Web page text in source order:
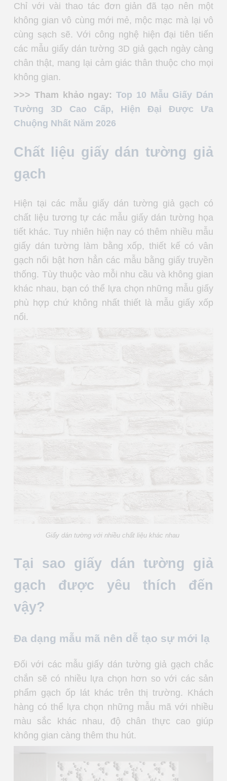
Chỉ với vài thao tác đơn giản đã tạo nên một
không gian vô cùng mới mẻ, mộc mạc mà lại vô
cùng sạch sẽ. Với công nghệ hiện đại tiên tiến
các mẫu giấy dán tường 3D giả gạch ngày càng
chân thật, mang lại cảm giác thân thuộc cho mọi
không gian.
>>> Tham khảo ngay: Top 10 Mẫu Giấy Dán
Tường 3D Cao Cấp, Hiện Đại Được Ưa
Chuộng Nhất Năm 2026
Chất liệu giấy dán tường giả
gạch
Hiện tại các mẫu giấy dán tường giả gạch có
chất liệu tương tự các mẫu giấy dán tường họa
tiết khác. Tuy nhiên hiện nay có thêm nhiều mẫu
giấy dán tường làm bằng xốp, thiết kế có vân
gạch nổi bật hơn hẳn các mẫu bằng giấy truyền
thống. Tùy thuộc vào mỗi nhu cầu và không gian
khác nhau, bạn có thể lựa chọn những mẫu giấy
phù hợp chứ không nhất thiết là mẫu giấy xốp
nổi.
Giấy dán tường với nhiều chất liệu khác nhau
Tại sao giấy dán tường giả
gạch được yêu thích đến
vậy?
Đa dạng mẫu mã nên dễ tạo sự mới lạ
Đối với các mẫu giấy dán tường giả gạch chắc
chắn sẽ có nhiều lựa chọn hơn so với các sản
phẩm gạch ốp lát khác trên thị trường. Khách
hàng có thể lựa chọn những mẫu mã với nhiều
màu sắc khác nhau, độ chân thực cao giúp
không gian càng thêm thu hút.